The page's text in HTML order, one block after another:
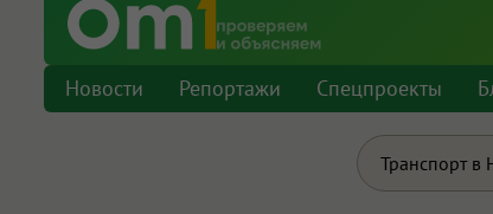
Новости Репортажи Спецпроекты
Транспорт в